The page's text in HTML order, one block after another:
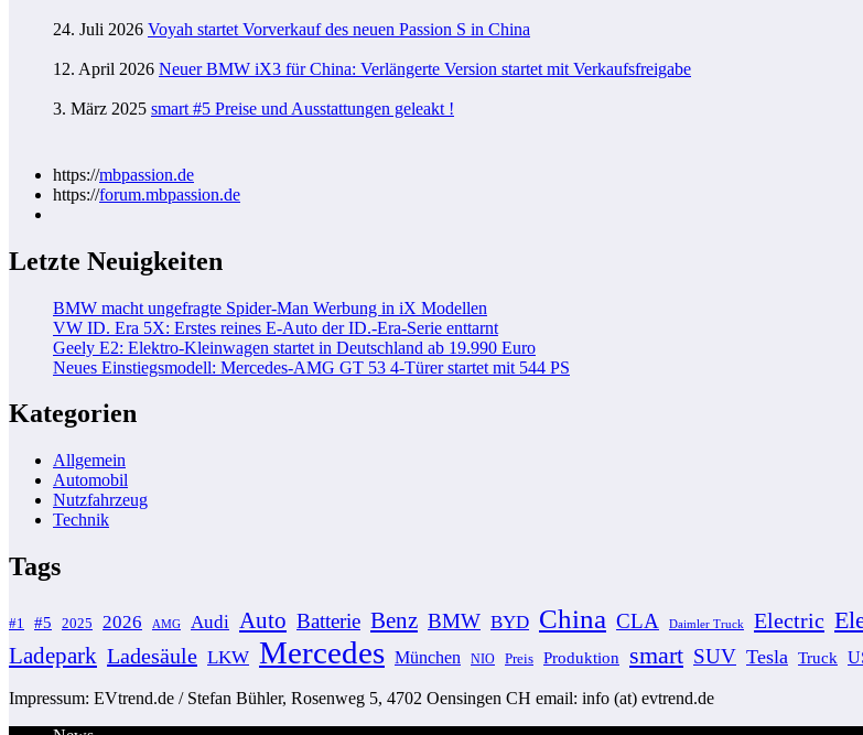
24. Juli 2026 Voyah startet Vorverkauf des neuen Passion S in China
12. April 2026 Neuer BMW iX3 für China: Verlängerte Version startet mit Verkaufsfreigabe
3. März 2025 smart #5 Preise und Ausstattungen geleakt !
https://mbpassion.de
https://forum.mbpassion.de
Letzte Neuigkeiten
BMW macht ungefragte Spider-Man Werbung in iX Modellen
VW ID. Era 5X: Erstes reines E-Auto der ID.-Era-Serie enttarnt
Geely E2: Elektro-Kleinwagen startet in Deutschland ab 19.990 Euro
Neues Einstiegsmodell: Mercedes-AMG GT 53 4-Türer startet mit 544 PS
Kategorien
Allgemein
Automobil
Nutzfahrzeug
Technik
Tags
#1 #5 2025 2026 AMG Audi Auto Batterie Benz BMW BYD China CLA Daimler Truck Electric
Ladepark Ladesäule LKW Mercedes München NIO Preis Produktion smart SUV Tesla Truck
Impressum: EVtrend.de / Stefan Bühler, Rosenweg 5, 4702 Oensingen CH email: info (at) evtrend.de